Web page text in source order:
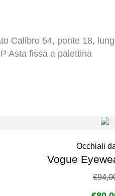
Calibro 54, ponte 18,
Asta fissa a palettina
Occhiali
Vogue
€